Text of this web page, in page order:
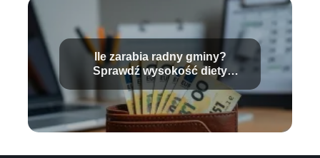
Ile zarabia radny gminy?
Sprawdź wysokość diety
radnego!